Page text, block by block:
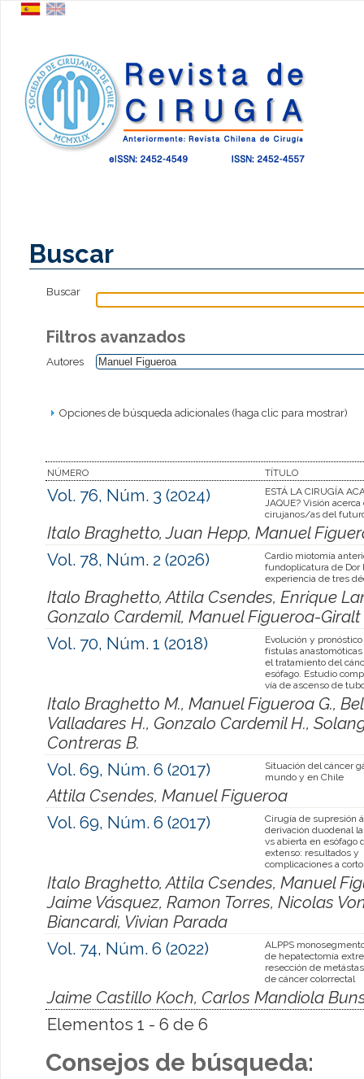
Buscar
Buscar
Filtros avanzados
Autores
Opciones de búsqueda adicionales (haga clic para mostrar)
NÚMERO TÍTULO
Vol. 76, Núm. 3 (2024)
ESTÁ LA CIRUGÍA
JAQUE? Visión acerca
cirujanos/as del
Italo Braghetto, Juan Hepp, Manuel
Vol. 78, Núm. 2 (2026)
Cardio miotomía
fundoplicatura de Dor
experiencia de tres
Italo Braghetto, Attila Csendes, Enrique
Gonzalo Cardemil, Manuel Figueroa-Giralt
Vol. 70, Núm. 1 (2018)
Evolución y
fístulas
el tratamiento del
esófago. Estudio
vía de ascenso de
Italo Braghetto M., Manuel Figueroa G.,
Valladares H., Gonzalo Cardemil H.,
Contreras B.
Vol. 69, Núm. 6 (2017)
Situación del cáncer
mundo y en Chile
Attila Csendes, Manuel Figueroa
Vol. 69, Núm. 6 (2017)
Cirugía de supresión
derivación duodenal
vs abierta en esófago
extenso: resultados y
complicaciones a
Italo Braghetto, Attila Csendes, Manuel
Jaime Vásquez, Ramon Torres, Nicolas
Biancardi, Vivian Parada
Vol. 74, Núm. 6 (2022)
ALPPS
de hepatectomía
resección de
de cáncer colorrectal
Jaime Castillo Koch, Carlos Mandiola
Elementos 1 - 6 de 6
Consejos de búsqueda: